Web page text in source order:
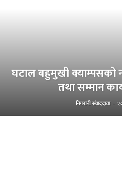
घटाल बहुमुखी क्याम्पसको
तथा सम्मान
निगरानी संवाददाता -